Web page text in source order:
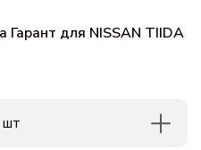
Гарант для NISSAN TIIDA
шт